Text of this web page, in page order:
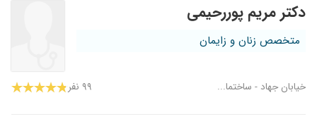
دکتر مریم پوررحیمی
متخصص زنان و زایمان
خیابان جهاد - ساختما... ۹۹ نفر